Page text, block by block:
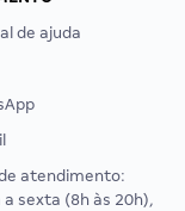
de ajuda
atendimento:
a sexta (8h às 20h),